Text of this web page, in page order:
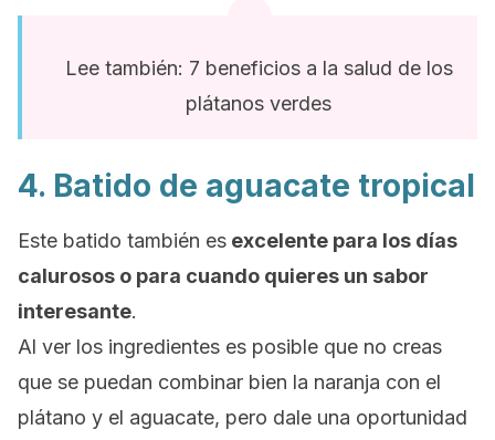
Lee también: 7 beneficios a la salud de los
plátanos verdes
4. Batido de aguacate tropical
Este batido también es excelente para los días
calurosos o para cuando quieres un sabor
interesante.
Al ver los ingredientes es posible que no creas
que se puedan combinar bien la naranja con el
plátano y el aguacate, pero dale una oportunidad